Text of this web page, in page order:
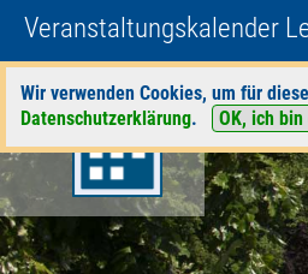
Veranstaltungskalender
Wir verwenden Cookies, um für
Datenschutzerklärung. OK, ich